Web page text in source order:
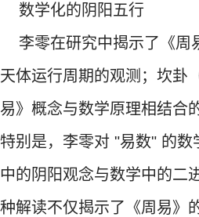
数学化的阴阳五行
李零在研究中揭示了《周
天体运行周期的观测；坎卦
易》概念与数学原理相结合
特别是，李零对 "易数" 的
中的阴阳观念与数学中的二
种解读不仅揭示了《周易》